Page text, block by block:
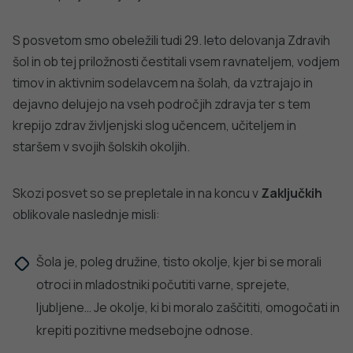
življenju otrok in mladostnikov je: TUKAJ
Povezava na VIDEO POSNETEK dogodka je: TUKAJ
Sorodni članki
ŽIVLJENJSKI SLOG